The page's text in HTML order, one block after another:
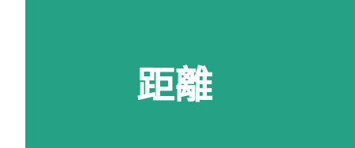
距離